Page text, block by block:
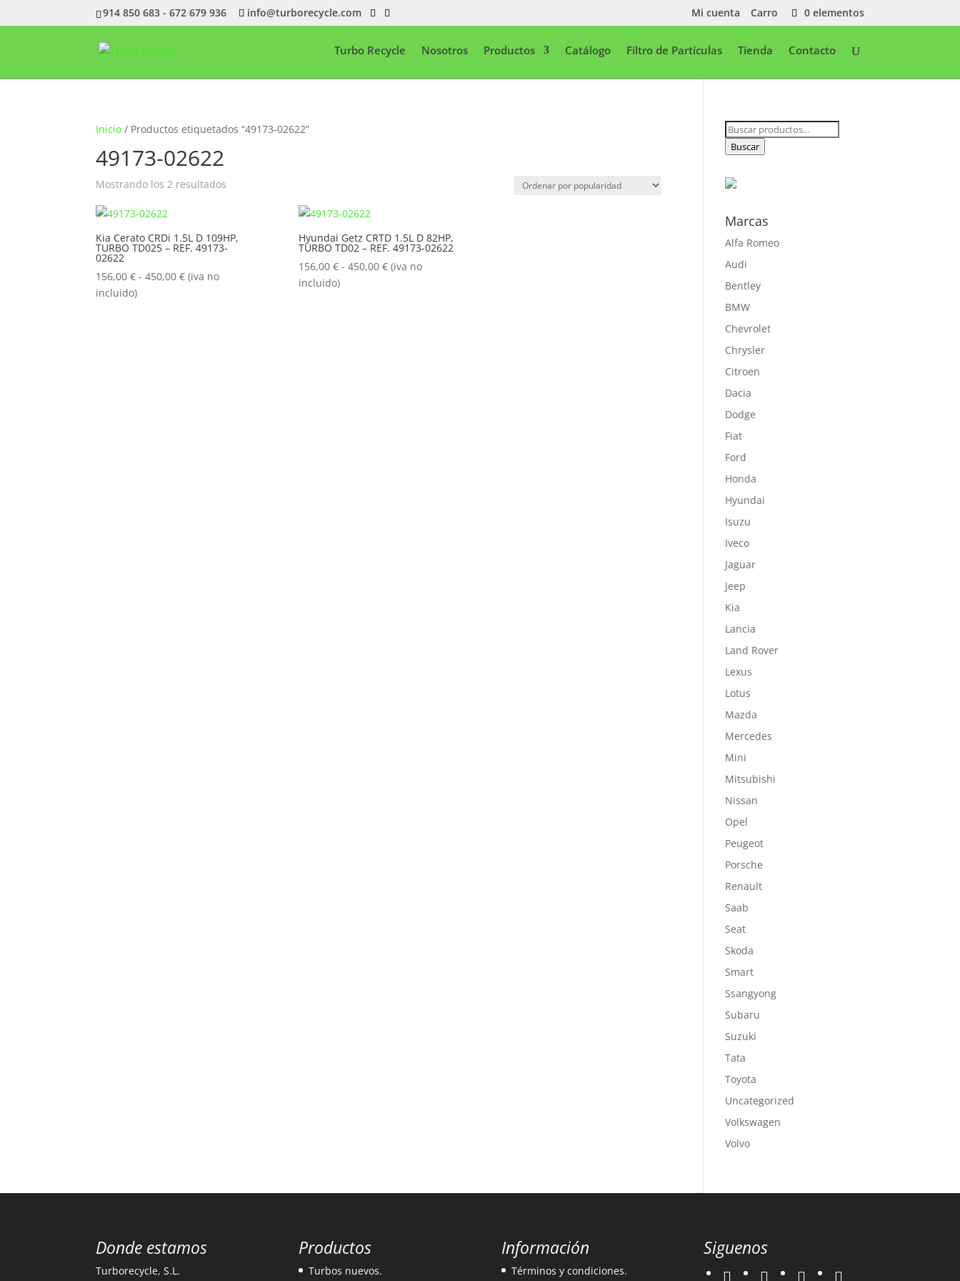
914 850 683 - 672 679 936 info@turborecycle.com Mi cuenta Carro 0 elementos
Turbo Recycle Nosotros Productos Catálogo Filtro de Partículas Tienda Contacto
Inicio / Productos etiquetados “49173-02622”
49173-02622
Mostrando los 2 resultados
Kia Cerato CRDi 1.5L D 109HP,
TURBO TD025 – REF. 49173-
02622
156,00€ - 450,00€Rango
(iva no
incluido)
Hyundai Getz CRTD 1.5L D 82HP,
TURBO TD02 – REF. 49173-02622
156,00 € - 450,00 €Rango
(iva no
incluido)
Buscar
por:
Buscar
Marcas
Alfa Romeo
Audi
Bentley
BMW
Chevrolet
Chrysler
Citroen
Dacia
Dodge
Fiat
Ford
Honda
Hyundai
Isuzu
Iveco
Jaguar
Jeep
Kia
Lancia
Land Rover
Lexus
Lotus
Mazda
Mercedes
Mini
Mitsubishi
Nissan
Opel
Peugeot
Porsche
Renault
Saab
Seat
Skoda
Smart
Ssangyong
Subaru
Suzuki
Tata
Toyota
Uncategorized
Volkswagen
Volvo
Donde estamos
Turborecycle, S.L.
Productos
Turbos nuevos.
Información
Términos y condiciones.
Siguenos
twitter instagramfacebook google